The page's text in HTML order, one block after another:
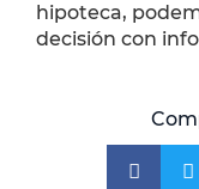
hipoteca,
decisión con